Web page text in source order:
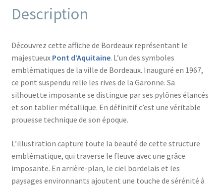
Description
Découvrez cette affiche de Bordeaux représentant le
majestueux Pont d’Aquitaine. L’un des symboles
emblématiques de la ville de Bordeaux. Inauguré en 1967,
ce pont suspendu relie les rives de la Garonne. Sa
silhouette imposante se distingue par ses pylônes élancés
et son tablier métallique. En définitif c’est une véritable
prouesse technique de son époque.
L’illustration capture toute la beauté de cette structure
emblématique, qui traverse le fleuve avec une grâce
imposante. En arrière-plan, le ciel bordelais et les
paysages environnants ajoutent une touche de sérénité à